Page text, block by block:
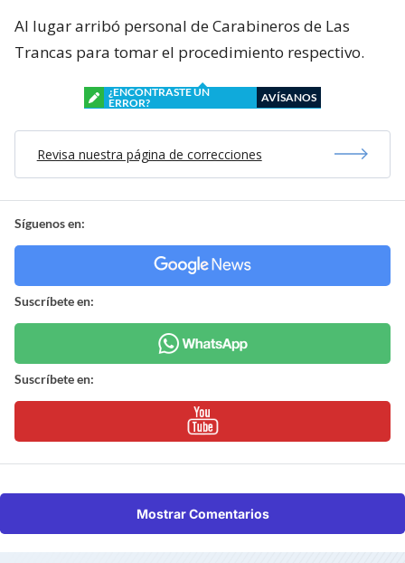
Al lugar arribó personal de Carabineros de Las
Trancas para tomar el procedimiento respectivo.
¿ENCONTRASTE UN
ERROR?
AVÍSANOS
Revisa nuestra página de correcciones
Síguenos en:
Suscríbete en:
Suscríbete en:
Mostrar Comentarios